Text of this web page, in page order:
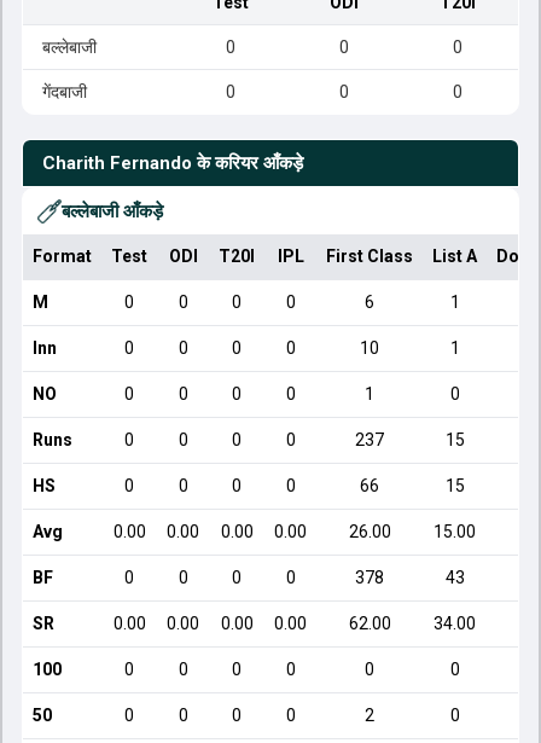
बल्लेबाजी 0 0 0
गेंदबाजी 0 0 0
Charith Fernando के करियर आँकड़े
बल्लेबाजी आँकड़े
Format Test ODI T20I IPL First Class List A
M 0 0 0 0 6 1
Inn 0 0 0 0 10 1
NO 0 0 0 0 1 0
Runs 0 0 0 0 237 15
HS 0 0 0 0 66 15
Avg 0.00 0.00 0.00 0.00 26.00 15.00
BF 0 0 0 0 378 43
SR 0.00 0.00 0.00 0.00 62.00 34.00
100 0 0 0 0 0 0
50 0 0 0 0 2 0